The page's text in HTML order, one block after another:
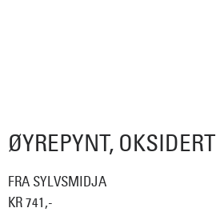
ØYREPYNT, OKSIDERT
FRA SYLVSMIDJA
KR 741,-